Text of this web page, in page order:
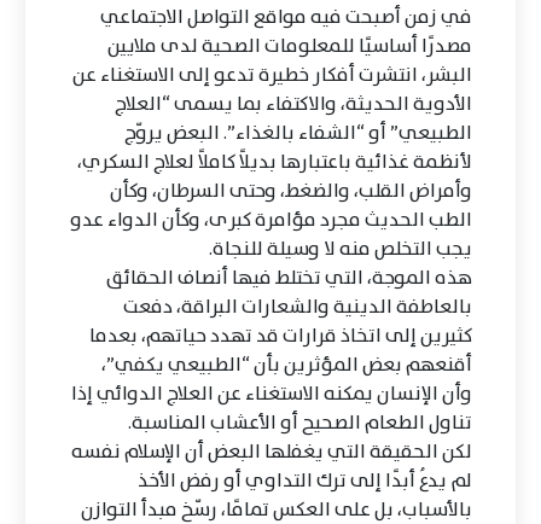
في زمن أصبحت فيه مواقع التواصل الاجتماعي
مصدرًا أساسيًا للمعلومات الصحية لدى ملايين
البشر، انتشرت أفكار خطيرة تدعو إلى الاستغناء عن
الأدوية الحديثة، والاكتفاء بما يسمى “العلاج
الطبيعي” أو “الشفاء بالغذاء”. البعض يروّج
لأنظمة غذائية باعتبارها بديلاً كاملاً لعلاج السكري،
وأمراض القلب، والضغط، وحتى السرطان، وكأن
الطب الحديث مجرد مؤامرة كبرى، وكأن الدواء عدو
يجب التخلص منه لا وسيلة للنجاة.
هذه الموجة، التي تختلط فيها أنصاف الحقائق
بالعاطفة الدينية والشعارات البراقة، دفعت
كثيرين إلى اتخاذ قرارات قد تهدد حياتهم، بعدما
أقنعهم بعض المؤثرين بأن “الطبيعي يكفي”،
وأن الإنسان يمكنه الاستغناء عن العلاج الدوائي إذا
تناول الطعام الصحيح أو الأعشاب المناسبة.
لكن الحقيقة التي يغفلها البعض أن الإسلام نفسه
لم يدعُ أبدًا إلى ترك التداوي أو رفض الأخذ
بالأسباب، بل على العكس تمامًا، رسّخ مبدأ التوازن